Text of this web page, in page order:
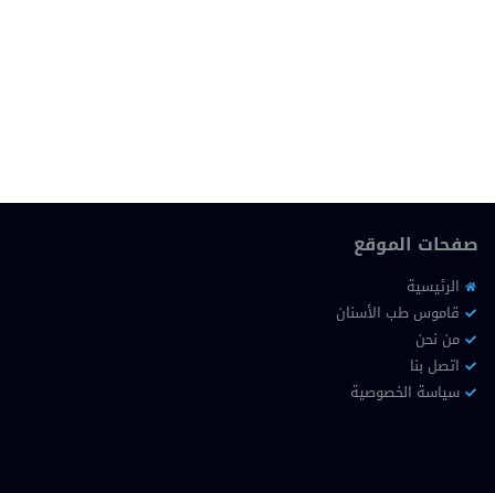
صفحات الموقع
الرئيسية
قاموس طب الأسنان
من نحن
اتصل بنا
سياسة الخصوصية